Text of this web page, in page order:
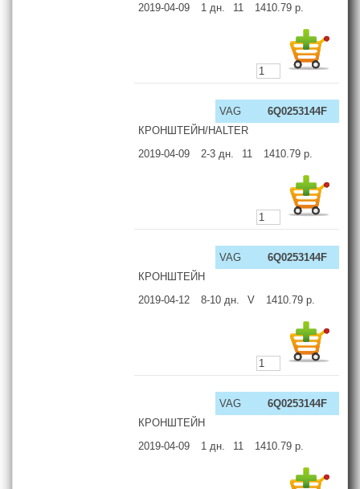
2019-04-09
1 дн. 11 1410.79 р.
VAG
6Q0253144F
КРОНШТЕЙН/HALTER
2019-04-09
2-3 дн. 11 1410.79 р.
VAG
6Q0253144F
КРОНШТЕЙН
2019-04-12
8-10 дн. V 1410.79 р.
VAG
6Q0253144F
КРОНШТЕЙН
2019-04-09
1 дн. 11 1410.79 р.